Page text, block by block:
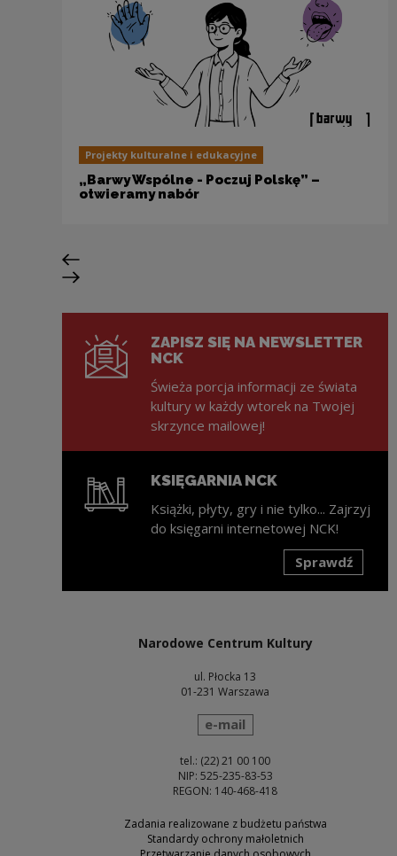
Projekty kulturalne i edukacyjne
„Barwy Wspólne - Poczuj Polskę” –
otwieramy nabór
Poprzedni slajd
Następny slajd
ZAPISZ SIĘ NA NEWSLETTER
NCK
Świeża porcja informacji ze świata
kultury w każdy wtorek na Twojej
skrzynce mailowej!
KSIĘGARNIA NCK
Książki, płyty, gry i nie tylko... Zajrzyj
do księgarni internetowej NCK!
Sprawdź
Narodowe Centrum Kultury
ul. Płocka 13
01-231 Warszawa
wyślij wiadomość
e-mail
tel.: (22) 21 00 100
NIP: 525-235-83-53
REGON: 140-468-418
Zadania realizowane z budżetu państwa
Standardy ochrony małoletnich